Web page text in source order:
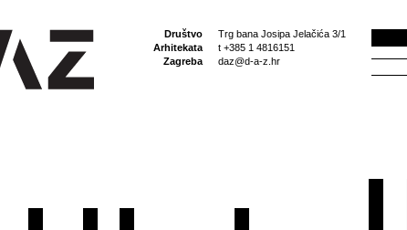
Društvo
Arhitekata
Zagreba
Trg bana Josipa Jelačića 3/1
t +385 1 4816151
daz@d-a-z.hr